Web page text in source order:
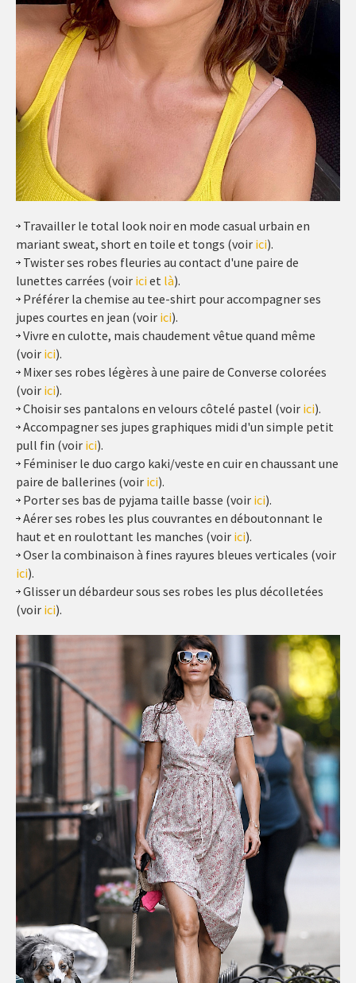
Travailler le total look noir en mode casual urbain en
mariant sweat, short en toile et tongs (voir ici).
Twister ses robes fleuries au contact d'une paire de
lunettes carrées (voir ici et là).
Préférer la chemise au tee-shirt pour accompagner ses
jupes courtes en jean (voir ici).
Vivre en culotte, mais chaudement vêtue quand même
(voir ici).
Mixer ses robes légères à une paire de Converse colorées
(voir ici).
Choisir ses pantalons en velours côtelé pastel (voir ici).
Accompagner ses jupes graphiques midi d'un simple petit
pull fin (voir ici).
Féminiser le duo cargo kaki/veste en cuir en chaussant une
paire de ballerines (voir ici).
Porter ses bas de pyjama taille basse (voir ici).
Aérer ses robes les plus couvrantes en déboutonnant le
haut et en roulottant les manches (voir ici).
Oser la combinaison à fines rayures bleues verticales (voir
ici).
Glisser un débardeur sous ses robes les plus décolletées
(voir ici).